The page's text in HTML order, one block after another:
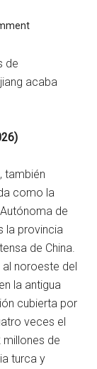
de
acaba
también
como la
de
la provincia
de China.
al noroeste del
la antigua
cubierta por
veces el
millones de
turca y